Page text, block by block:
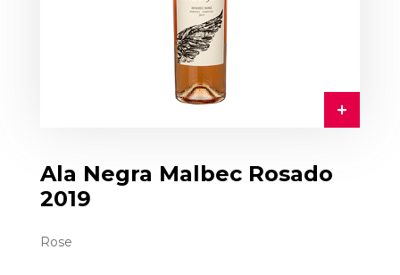
Ala Negra Malbec Rosado
2019
Rose